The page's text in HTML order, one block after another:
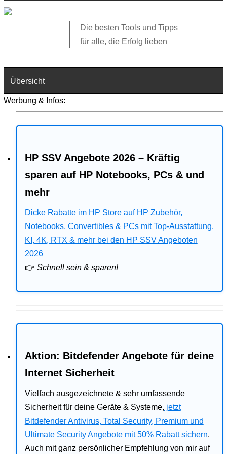
Die besten Tools und Tipps
für alle, die Erfolg lieben
Übersicht
Technik
Web
Business
Angebote
Bitdefender
Ratgeber
Werbung & Infos:
HP SSV Angebote 2026 – Kräftig
sparen auf HP Notebooks, PCs & und
mehr
Dicke Rabatte im HP Store auf HP Zubehör,
Notebooks, Convertibles & PCs mit Top-Ausstattung.
KI, 4K, RTX & mehr bei den HP SSV Angeboten
2026
👉 Schnell sein & sparen!
Aktion: Bitdefender Angebote für deine
Internet Sicherheit
Vielfach ausgezeichnete & sehr umfassende
Sicherheit für deine Geräte & Systeme, jetzt
Bitdefender Antivirus, Total Security, Premium und
Ultimate Security Angebote mit 50% Rabatt sichern.
Auch mit ganz persönlicher Empfehlung von mir auf